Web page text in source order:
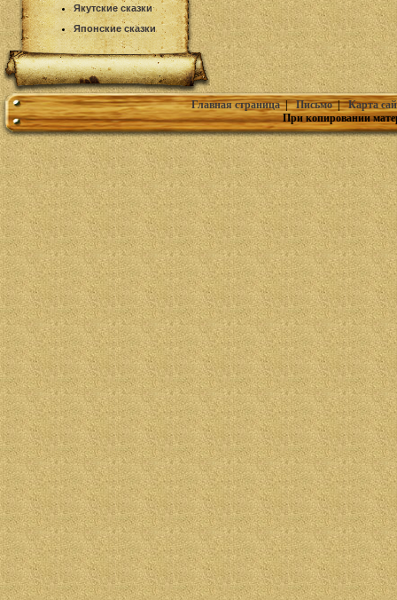
Якутские сказки
Японские сказки
Главная страница|Письмо|Карта
При копировании